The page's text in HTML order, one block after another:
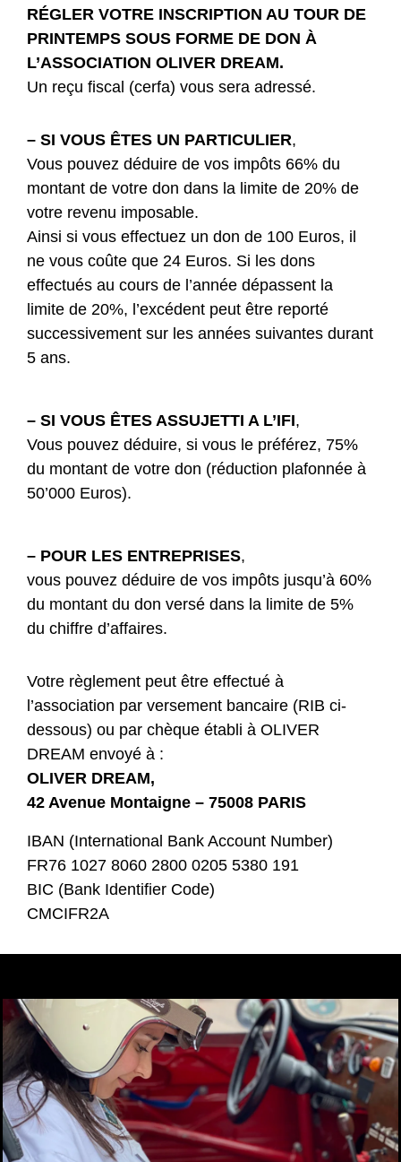
RÉGLER VOTRE INSCRIPTION AU TOUR DE
PRINTEMPS SOUS FORME DE DON À
L’ASSOCIATION OLIVER DREAM.
Un reçu fiscal (cerfa) vous sera adressé.
– SI VOUS ÊTES UN PARTICULIER,
Vous pouvez déduire de vos impôts 66% du
montant de votre don dans la limite de 20% de
votre revenu imposable.
Ainsi si vous effectuez un don de 100 Euros, il
ne vous coûte que 24 Euros. Si les dons
effectués au cours de l’année dépassent la
limite de 20%, l’excédent peut être reporté
successivement sur les années suivantes durant
5 ans.
– SI VOUS ÊTES ASSUJETTI A L’IFI,
Vous pouvez déduire, si vous le préférez, 75%
du montant de votre don (réduction plafonnée à
50’000 Euros).
– POUR LES ENTREPRISES,
vous pouvez déduire de vos impôts jusqu’à 60%
du montant du don versé dans la limite de 5%
du chiffre d’affaires.
Votre règlement peut être effectué à
l’association par versement bancaire (RIB ci-
dessous) ou par chèque établi à OLIVER
DREAM envoyé à :
OLIVER DREAM,
42 Avenue Montaigne – 75008 PARIS
IBAN (International Bank Account Number)
FR76 1027 8060 2800 0205 5380 191
BIC (Bank Identifier Code)
CMCIFR2A